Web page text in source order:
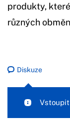
produkty,
různých
Diskuze